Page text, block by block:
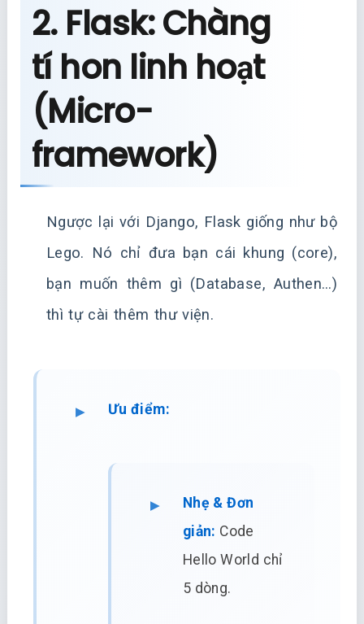
2. Flask: Chàng
tí hon linh hoạt
(Micro-
framework)
Ngược lại với Django, Flask giống như bộ
Lego. Nó chỉ đưa bạn cái khung (core),
bạn muốn thêm gì (Database, Authen…)
thì tự cài thêm thư viện.
Ưu điểm:
Nhẹ & Đơn
giản: Code
Hello World chỉ
5 dòng.